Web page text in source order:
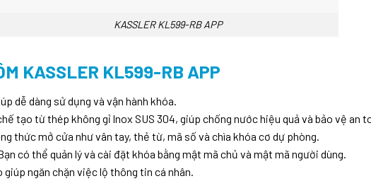
KASSLER KL599-RB APP
KASSLER KL599-RB APP
dễ dàng sử dụng và vận hành khóa.
tạo từ thép không gỉ Inox SUS 304, giúp chống nước hiệu quả và bảo vệ an
thức mở cửa như vân tay, thẻ từ, mã số và chìa khóa cơ dự phòng.
có thể quản lý và cài đặt khóa bằng mật mã chủ và mật mã người dùng.
ngăn chặn việc lộ thông tin cá nhân.